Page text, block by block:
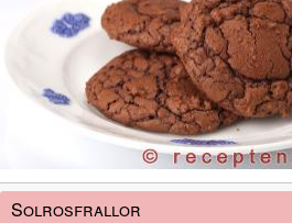
Solrosfrallor